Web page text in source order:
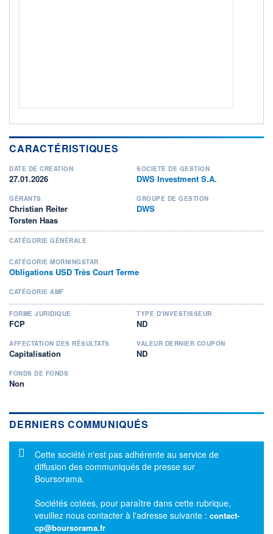
CARACTÉRISTIQUES
DATE DE CRÉATION
27.01.2026
SOCIÉTÉ DE GESTION
DWS Investment S.A.
GÉRANTS
Christian Reiter
Torsten Haas
GROUPE DE GESTION
DWS
CATÉGORIE GÉNÉRALE
CATÉGORIE MORNINGSTAR
Obligations USD Très Court Terme
CATÉGORIE AMF
FORME JURIDIQUE
FCP
TYPE D'INVESTISSEUR
ND
AFFECTATION DES RÉSULTATS
Capitalisation
VALEUR DERNIER COUPON
ND
FONDS DE FONDS
Non
DERNIERS COMMUNIQUÉS
Message d'information
Cette société n'est pas adhérente au service de
diffusion des communiqués de presse sur
Boursorama.
Sociétés cotées, pour paraître dans cette rubrique,
veuillez nous contacter à l'adresse suivante : contact-
cp@boursorama.fr